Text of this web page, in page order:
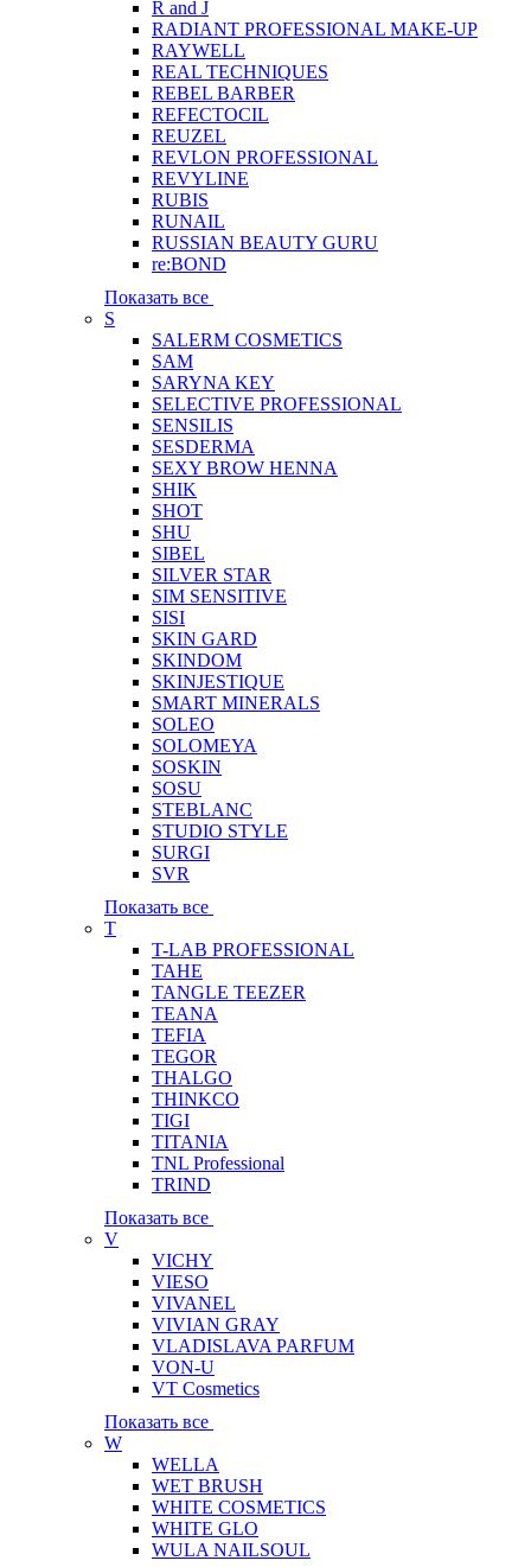
R and J
RADIANT PROFESSIONAL MAKE-UP
RAYWELL
REAL TECHNIQUES
REBEL BARBER
REFECTOCIL
REUZEL
REVLON PROFESSIONAL
REVYLINE
RUBIS
RUNAIL
RUSSIAN BEAUTY GURU
re:BOND
Показать все
S
SALERM COSMETICS
SAM
SARYNA KEY
SELECTIVE PROFESSIONAL
SENSILIS
SESDERMA
SEXY BROW HENNA
SHIK
SHOT
SHU
SIBEL
SILVER STAR
SIM SENSITIVE
SISI
SKIN GARD
SKINDOM
SKINJESTIQUE
SMART MINERALS
SOLEO
SOLOMEYA
SOSKIN
SOSU
STEBLANC
STUDIO STYLE
SURGI
SVR
Показать все
T
T-LAB PROFESSIONAL
TAHE
TANGLE TEEZER
TEANA
TEFIA
TEGOR
THALGO
THINKCO
TIGI
TITANIA
TNL Professional
TRIND
Показать все
V
VICHY
VIESO
VIVANEL
VIVIAN GRAY
VLADISLAVA PARFUM
VON-U
VT Cosmetics
Показать все
W
WELLA
WET BRUSH
WHITE COSMETICS
WHITE GLO
WULA NAILSOUL